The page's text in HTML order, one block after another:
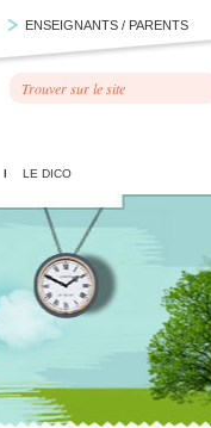
LE DICO
ENSEIGNANTS / PARENTS